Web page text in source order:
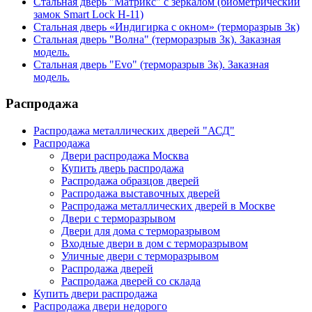
замок Smart Lock H-11)
Стальная дверь «Индигирка с окном» (терморазрыв 3к)
Стальная дверь "Волна" (терморазрыв 3к). Заказная
модель.
Стальная дверь "Evo" (терморазрыв 3к). Заказная
модель.
Распродажа
Распродажа металлических дверей "АСД"
Распродажа
Двери распродажа Москва
Купить дверь распродажа
Распродажа образцов дверей
Распродажа выставочных дверей
Распродажа металлических дверей в Москве
Двери с терморазрывом
Двери для дома с терморазрывом
Входные двери в дом с терморазрывом
Уличные двери с терморазрывом
Распродажа дверей
Распродажа дверей со склада
Купить двери распродажа
Распродажа двери недорого